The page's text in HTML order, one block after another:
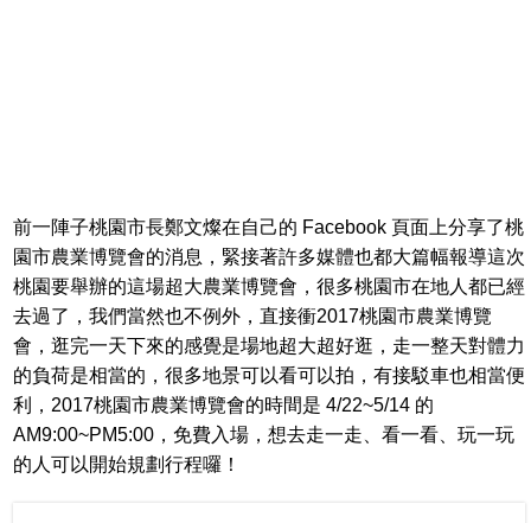
前一陣子桃園市長鄭文燦在自己的 Facebook 頁面上分享了桃
園市農業博覽會的消息，緊接著許多媒體也都大篇幅報導這次
桃園要舉辦的這場超大農業博覽會，很多桃園市在地人都已經
去過了，我們當然也不例外，直接衝2017桃園市農業博覽
會，逛完一天下來的感覺是場地超大超好逛，走一整天對體力
的負荷是相當的，很多地景可以看可以拍，有接駁車也相當便
利，2017桃園市農業博覽會的時間是 4/22~5/14 的
AM9:00~PM5:00，免費入場，想去走一走、看一看、玩一玩
的人可以開始規劃行程囉！